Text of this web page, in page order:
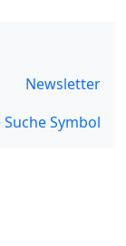
Newsletter